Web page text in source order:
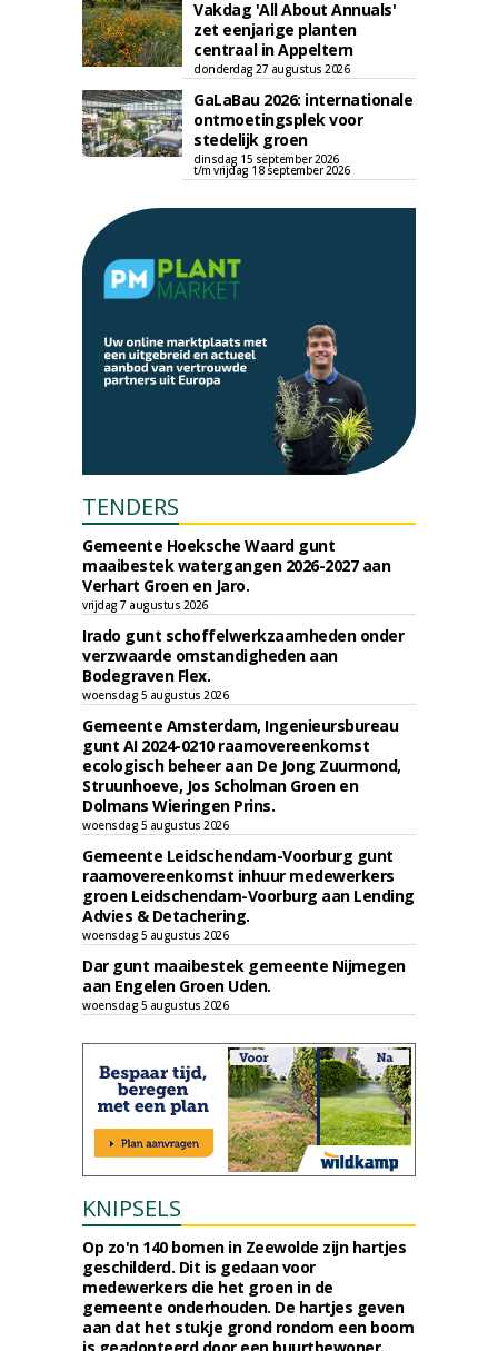
Vakdag 'All About Annuals'
zet eenjarige planten
centraal in Appeltern
donderdag 27 augustus 2026
GaLaBau 2026: internationale
ontmoetingsplek voor
stedelijk groen
dinsdag 15 september 2026
t/m vrijdag 18 september 2026
TENDERS
Gemeente Hoeksche Waard gunt
maaibestek watergangen 2026-2027 aan
Verhart Groen en Jaro.
vrijdag 7 augustus 2026
Irado gunt schoffelwerkzaamheden onder
verzwaarde omstandigheden aan
Bodegraven Flex.
woensdag 5 augustus 2026
Gemeente Amsterdam, Ingenieursbureau
gunt AI 2024-0210 raamovereenkomst
ecologisch beheer aan De Jong Zuurmond,
Struunhoeve, Jos Scholman Groen en
Dolmans Wieringen Prins.
woensdag 5 augustus 2026
Gemeente Leidschendam-Voorburg gunt
raamovereenkomst inhuur medewerkers
groen Leidschendam-Voorburg aan Lending
Advies & Detachering.
woensdag 5 augustus 2026
Dar gunt maaibestek gemeente Nijmegen
aan Engelen Groen Uden.
woensdag 5 augustus 2026
KNIPSELS
Op zo'n 140 bomen in Zeewolde zijn hartjes
geschilderd. Dit is gedaan voor
medewerkers die het groen in de
gemeente onderhouden. De hartjes geven
aan dat het stukje grond rondom een boom